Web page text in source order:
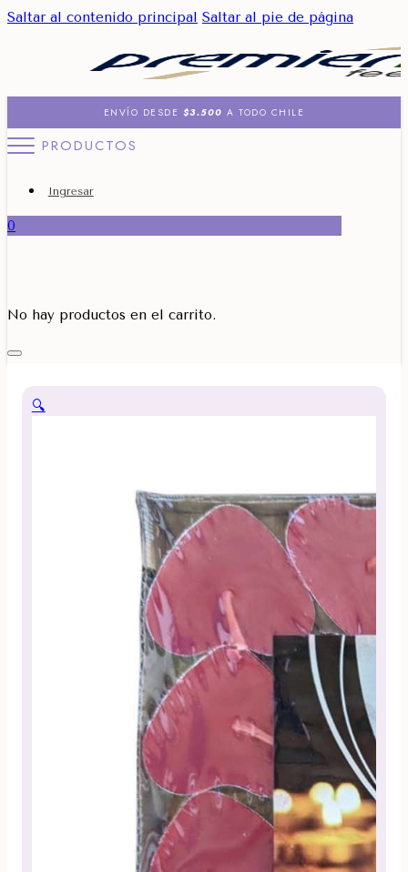
Saltar al contenido principal Saltar al pie de página
ENVÍO DESDE $3.500 A TODO CHILE
PRODUCTOS
Ingresar
0
No hay productos en el carrito.
🔍